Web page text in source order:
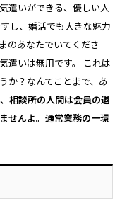
遣いができる、優しい人
し、婚活でも大きな魅力
のあなたでいてくださ
遣いは無用です。 これは
か？なんてことまで、あ
相談所の人間は会員の退
せんよ。通常業務の一環